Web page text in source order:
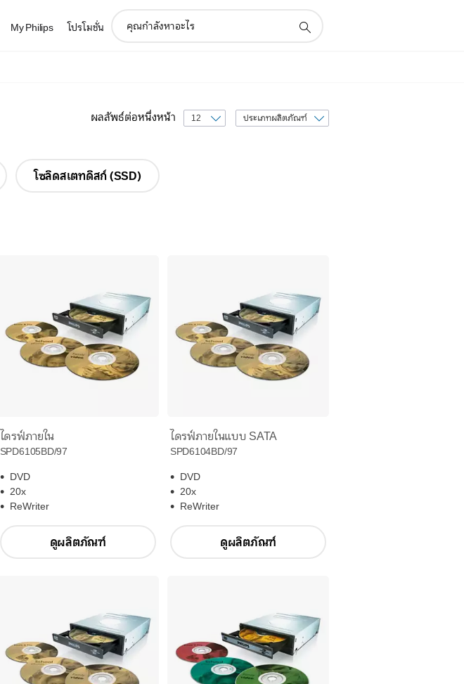
My Philips โปรโมชั่น
search
ผลลัพธ์ต่อหนึ่งหน้า
เรียง
ลำดับ
โซลิดสเตทดิสก์ (SSD)
ไดรฟ์ภายใน
SPD6105BD/97
DVD
20x
ReWriter
ดูผลิตภัณฑ์
ไดรฟ์ภายในแบบ SATA
SPD6104BD/97
DVD
20x
ReWriter
ดูผลิตภัณฑ์